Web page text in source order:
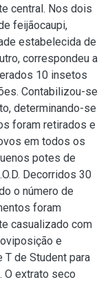
central. Nos dois
feijãocaupi,
estabelecida de
correspondeu a
10 insetos
Contabilizou-se
determinando-se
foram retirados e
em todos os
potes de
Decorridos 30
o número de
foram
casualizado com
e
de Student para
O extrato seco